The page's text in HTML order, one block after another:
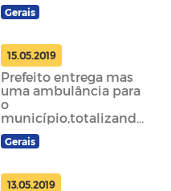
Democrático
Gerais
15.05.2019
Prefeito entrega mas
uma ambulância para
o
município,totalizando
quadro ambulância
em dois anos
Gerais
13.05.2019